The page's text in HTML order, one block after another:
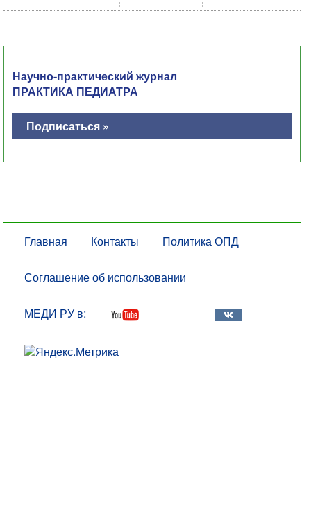
Научно-практический журнал
ПРАКТИКА ПЕДИАТРА
Подписаться »
Главная Контакты Политика ОПД
Соглашение об использовании
МЕДИ РУ в: